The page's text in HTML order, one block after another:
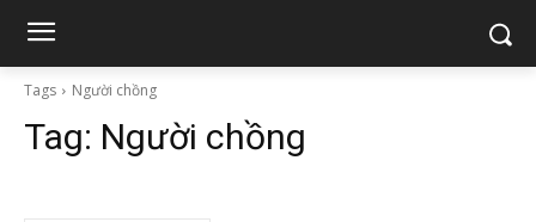
Tags Người chồng
Tag: Người chồng